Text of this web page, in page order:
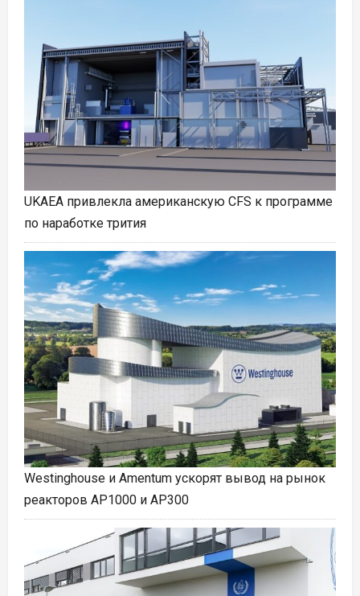
UKAEA привлекла американскую CFS к программе
по наработке трития
Westinghouse и Amentum ускорят вывод на рынок
реакторов AP1000 и AP300